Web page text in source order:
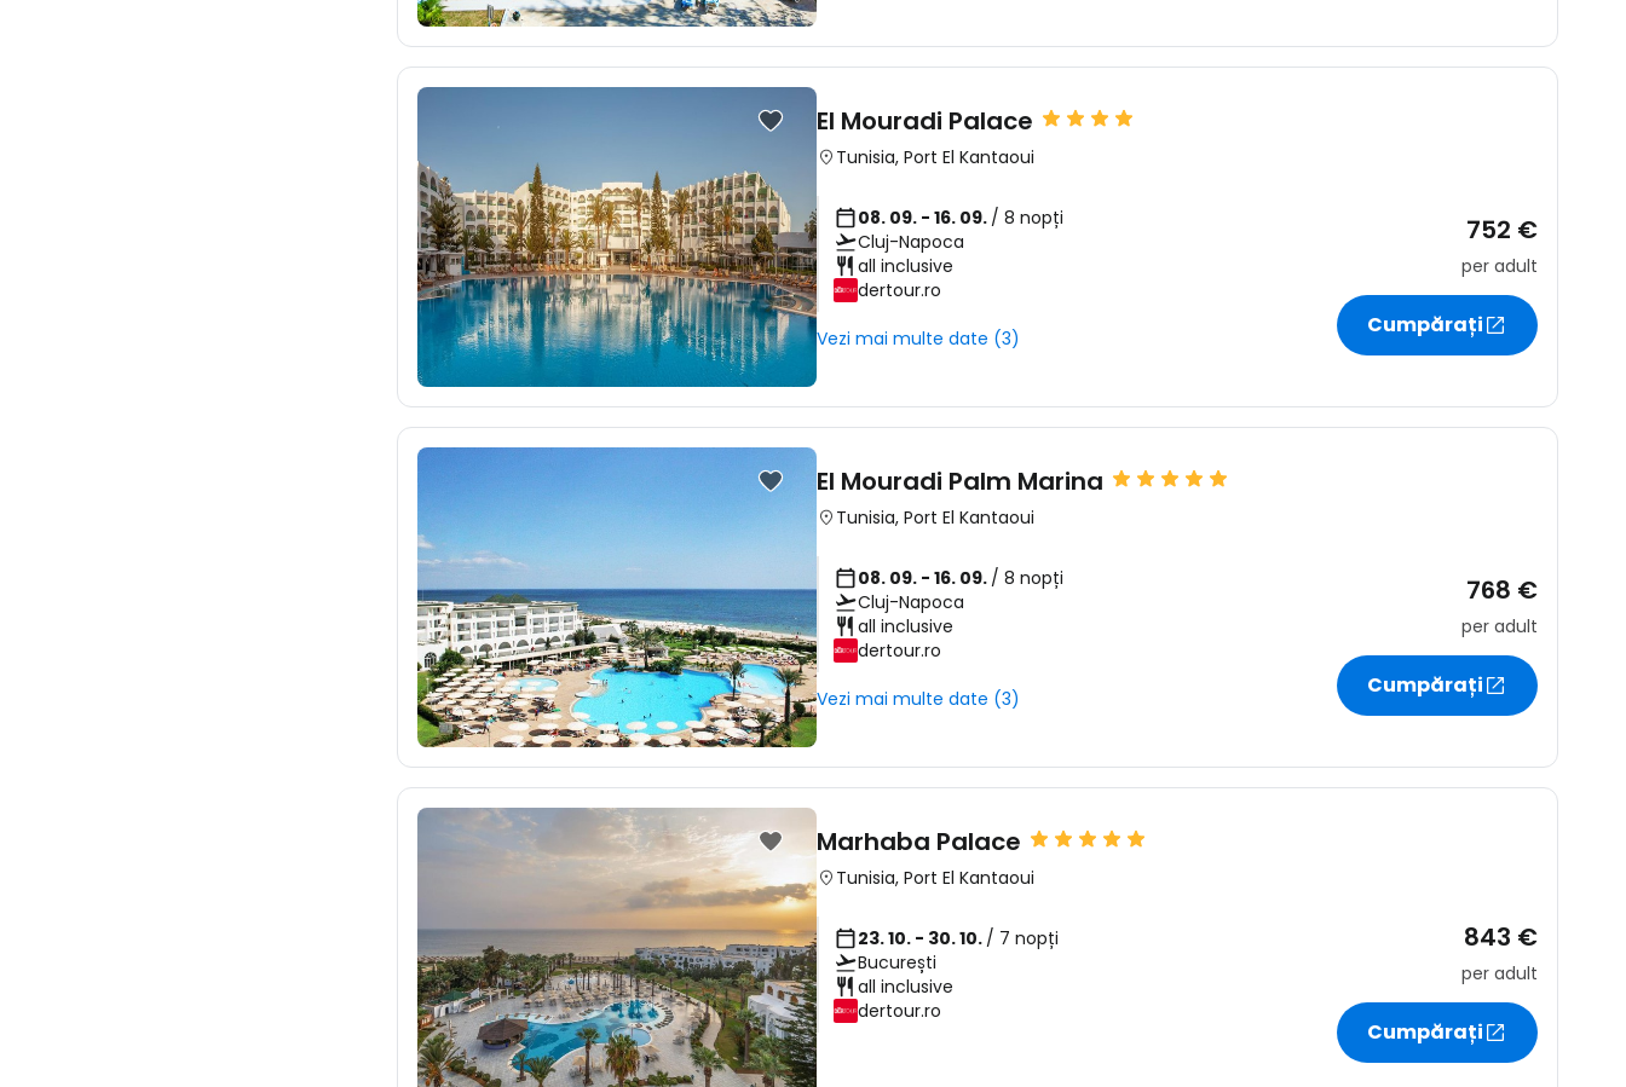
El Mouradi Palace
Tunisia, Port El Kantaoui
08. 09. - 16. 09. / 8 nopți
Cluj-Napoca
all inclusive
dertour.ro
Vezi mai multe date (3)
752 €
per adult
Cumpărați
El Mouradi Palm Marina
Tunisia, Port El Kantaoui
08. 09. - 16. 09. / 8 nopți
Cluj-Napoca
all inclusive
dertour.ro
Vezi mai multe date (3)
768 €
per adult
Cumpărați
Marhaba Palace
Tunisia, Port El Kantaoui
23. 10. - 30. 10. / 7 nopți
București
all inclusive
dertour.ro
843 €
per adult
Cumpărați
Conectați-vă la Cestee
... comunitatea mondială a călătorilor